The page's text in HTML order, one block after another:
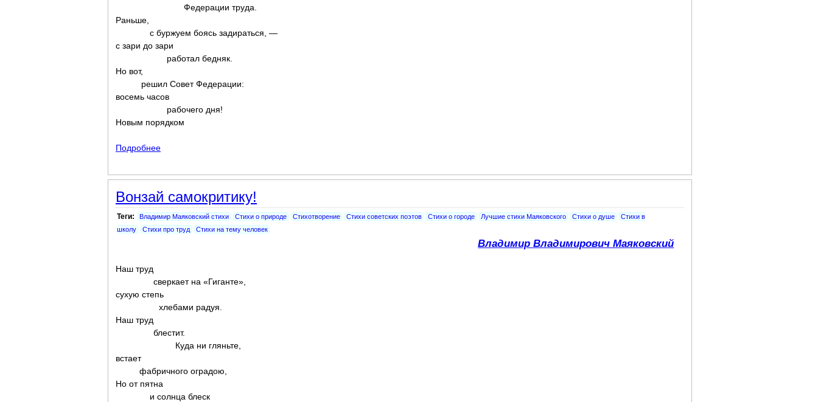
Федерации труда.
Раньше,
с буржуем боясь задираться, —
с зари до зари
работал бедняк.
Но вот,
решил Совет Федерации:
восемь часов
рабочего дня!
Новым порядком
Подробнее
Вонзай самокритику!
Теги: Владимир Маяковский стихи Стихи о природе Стихотворение Стихи советских поэтов Стихи о городе Лучшие стихи Маяковского Стихи о душе
Стихи в
школу
Стихи про труд Стихи на тему человек
Владимир Владимирович Маяковский
Наш труд
сверкает на «Гиганте»,
сухую степь
хлебами радуя.
Наш труд
блестит.
Куда ни гляньте,
встает
фабричного оградою,
Но от пятна
и солнца блеск